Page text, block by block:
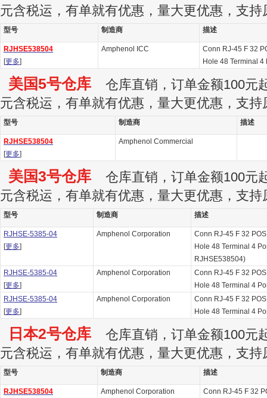
元含税运，有单就有优惠，量大更优惠，支持
型号 制造商 描述
RJHSE538504
[更多]
Amphenol ICC
Conn RJ-45 F 32
Hole 48 Terminal 4
美国5号仓库 仓库直销，订单金额100元
元含税运，有单就有优惠，量大更优惠，支持
型号 制造商 描述
RJHSE538504
[更多]
Amphenol Commercial
美国3号仓库 仓库直销，订单金额100元
元含税运，有单就有优惠，量大更优惠，支持
型号 制造商 描述
RJHSE-5385-04
[更多]
Amphenol Corporation
Conn RJ-45 F 32
Hole 48 Terminal 4
RJHSE538504)
RJHSE-5385-04
[更多]
Amphenol Corporation
Conn RJ-45 F 32
Hole 48 Terminal 4
RJHSE-5385-04
[更多]
Amphenol Corporation
Conn RJ-45 F 32
Hole 48 Terminal 4
日本2号仓库 仓库直销，订单金额100元
元含税运，有单就有优惠，量大更优惠，支持
型号 制造商 描述
RJHSE538504
Amphenol Corporation
Conn RJ-45 F 32